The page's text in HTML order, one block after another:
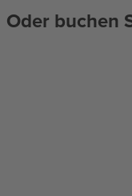
Oder buchen